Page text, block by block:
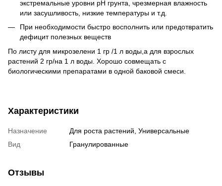
экстремальные уровни рН грунта, чрезмерная влажность
или засушливость, низкие температуры и т.д.
При необходимости быстро восполнить или предотвратить
дефицит полезных веществ
По листу для микрозелени 1 гр /1 л воды,а для взрослых
растений 2 гр/на 1 л воды. Хорошо совмещать с
биологическими препаратами в одной баковой смеси.
Характеристики
Назначение
Для роста растений, Универсальные
Вид
Гранулированные
Отзывы